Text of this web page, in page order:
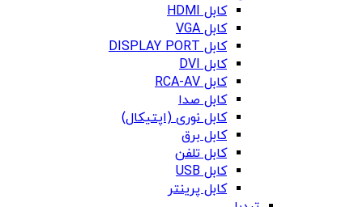
کابل HDMI
کابل VGA
کابل DISPLAY PORT
کابل DVI
کابل RCA-AV
کابل صدا
کابل نوری (اپتیکال)
کابل برق
کابل تلفن
کابل USB
کابل پرینتر